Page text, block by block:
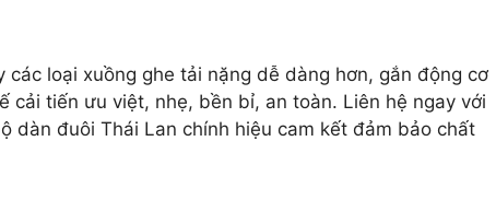
loại xuồng ghe tải nặng dễ dàng hơn, gắn động cơ
cải tiến ưu việt, nhẹ, bền bỉ, an toàn. Liên hệ ngay với
dàn đuôi Thái Lan chính hiệu cam kết đảm bảo chất